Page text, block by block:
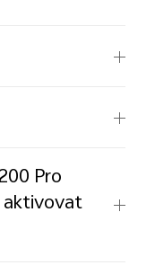
Pro
aktivovat